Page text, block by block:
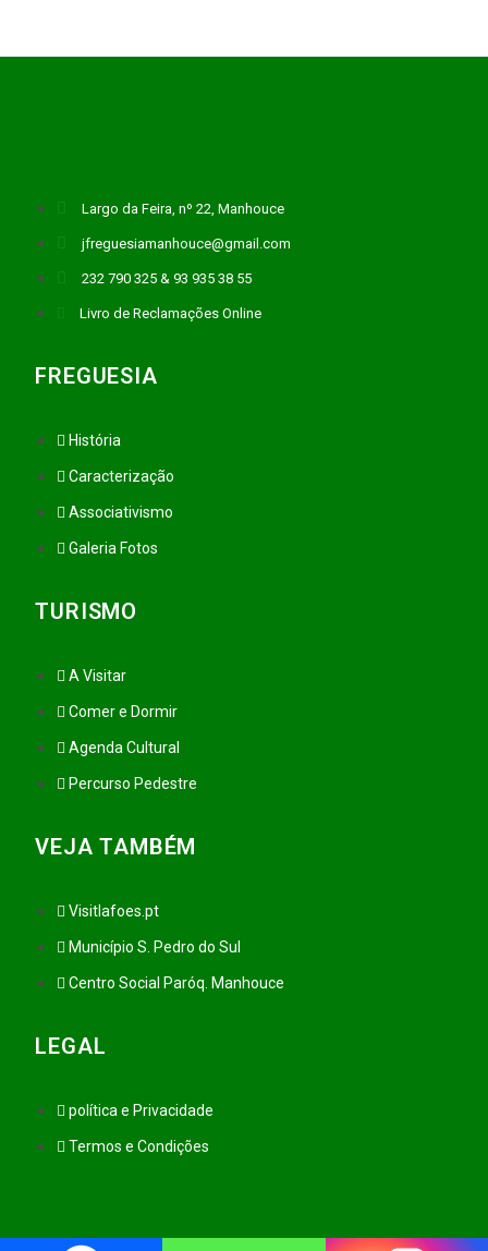
Largo da Feira, nº 22, Manhouce
jfreguesiamanhouce@gmail.com
232 790 325 & 93 935 38 55
Livro de Reclamações Online
FREGUESIA
História
Caracterização
Associativismo
Galeria Fotos
TURISMO
A Visitar
Comer e Dormir
Agenda Cultural
Percurso Pedestre
VEJA TAMBÉM
Visitlafoes.pt
Município S. Pedro do Sul
Centro Social Paróq. Manhouce
LEGAL
política e Privacidade
Termos e Condições